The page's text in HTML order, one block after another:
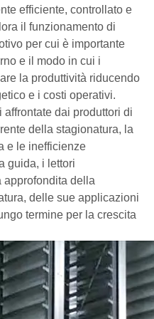
efficiente, controllato e
il funzionamento di
per cui è importante
e il modo in cui i
la produttività riducendo
e i costi operativi.
dai produttori di
della stagionatura, la
e le inefficienze
guida, i lettori
della
delle sue applicazioni
termine per la crescita